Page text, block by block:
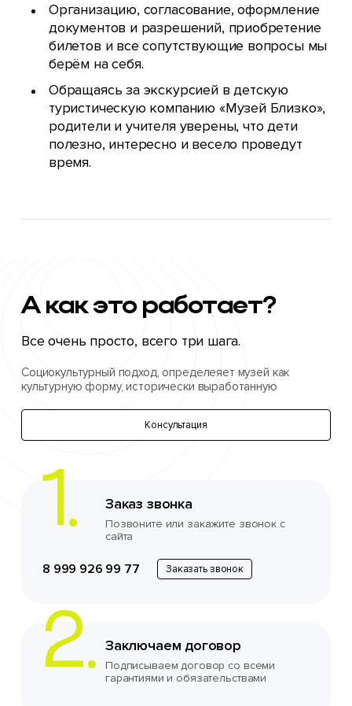
Организацию, согласование, оформление
документов и разрешений, приобретение
билетов и все сопутствующие вопросы мы
берём на себя.
Обращаясь за экскурсией в детскую
туристическую компанию «Музей Близко»,
родители и учителя уверены, что дети
полезно, интересно и весело проведут
время.
А какэто работает?
Все очень просто, всего три шага.
Социокультурный подход, определеяет музей как
культурную форму, исторически выработанную
Консультация
Заказ звонка
Позвоните или закажите звонок с
сайта
8 999 926 99 77 Заказать звонок
Заключаем договор
Подписываем договор со всеми
гарантиями и обязательствами